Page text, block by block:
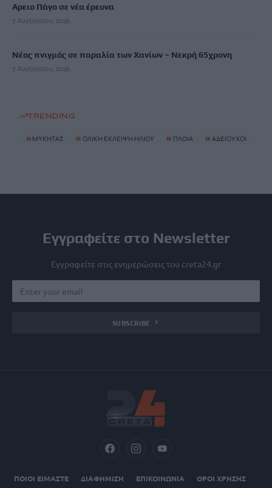
Αρειο Πάγο σε νέα έρευνα
7 Αυγούστου, 2026
Νέος πνιγμός σε παραλία των Χανίων – Νεκρή 65χρονη
7 Αυγούστου, 2026
TRENDING
# ΜΥΚΗΤΑΣ # ΟΛΙΚΗ ΕΚΛΕΙΨΗ ΗΛΙΟΥ # ΠΛΟΙΑ # ΑΔΕΙΟΥΧΟΙ
Εγγραφείτε στο Newsletter
Εγγραφείτε στις ενημερώσεις του creta24.gr
SUBSCRIBE
ΠΟΙΟΙ ΕΙΜΑΣΤΕ ΔΙΑΦΗΜΙΣΗ ΕΠΙΚΟΙΝΩΝΙΑ ΟΡΟΙ ΧΡΗΣΗΣ